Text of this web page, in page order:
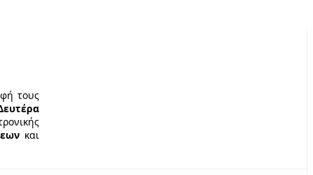
τους
και